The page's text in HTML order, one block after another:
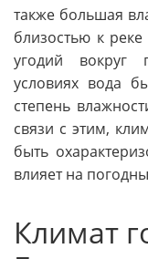
также большая
близостью к
угодий вокруг
условиях вода
степень
связи с этим,
быть
влияет на
Климат